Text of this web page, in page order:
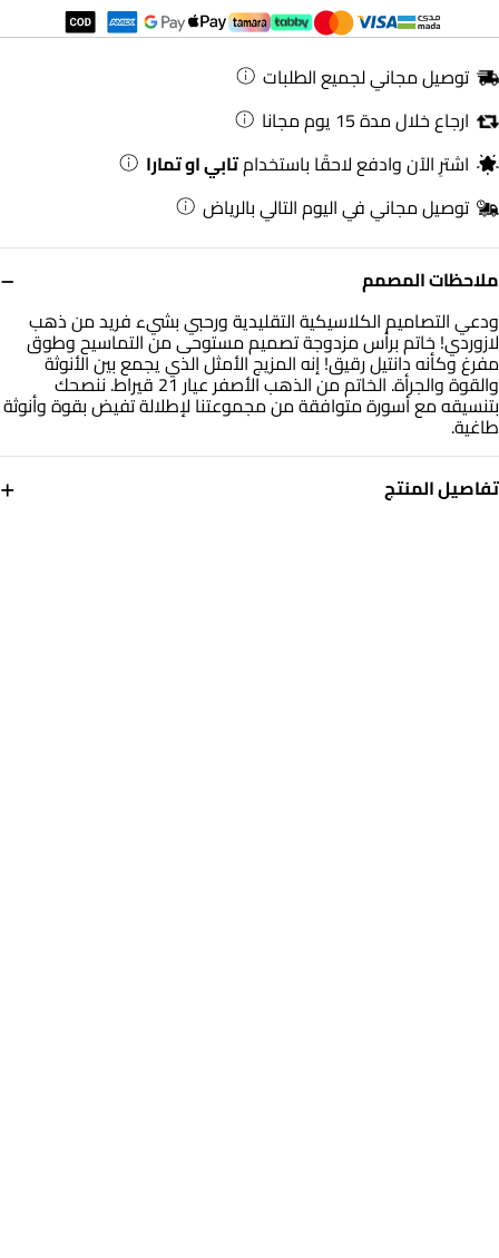
ملاحظات المصمم −
ودعي التصاميم الكلاسيكية التقليدية ورحبي بشيء فريد من ذهب
لازوردي! خاتم برأس مزدوجة تصميم مستوحى من التماسيح وطوق
مفرغ وكأنه دانتيل رقيق! إنه المزيج الأمثل الذي يجمع بين الأنوثة
والقوة والجرأة. الخاتم من الذهب الأصفر عيار 21 قيراط. ننصحك
بتنسيقه مع أسورة متوافقة من مجموعتنا لإطلالة تفيض بقوة وأنوثة
طاغية.
تفاصيل المنتج
+
توصيل مجاني لجميع الطلبات
ارجاع خلال مدة 15 يوم مجانا
اشترِ الآن وادفع لاحقًا باستخدامتابي او تمارا
توصيل مجاني في اليوم التالي بالرياض